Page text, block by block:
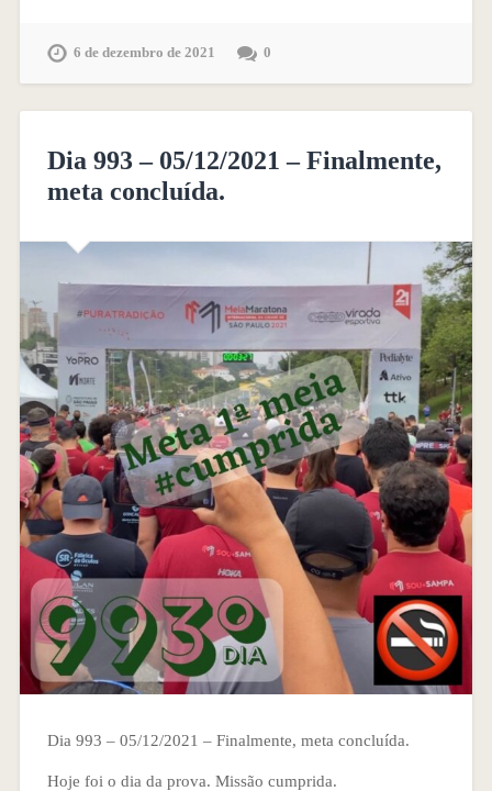
6 de dezembro de 2021 0
Dia 993 – 05/12/2021 – Finalmente,
meta concluída.
Dia 993 – 05/12/2021 – Finalmente, meta concluída.
Hoje foi o dia da prova. Missão cumprida.